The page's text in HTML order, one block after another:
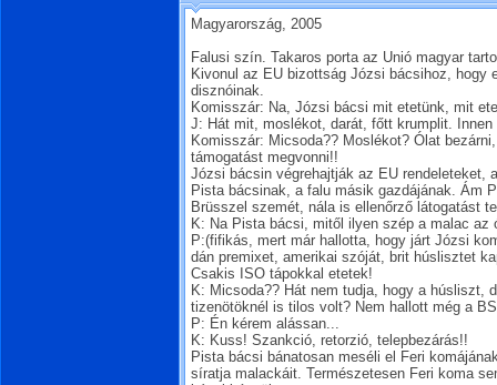
Magyarország, 2005
Falusi szín. Takaros porta az Unió magyar
Kivonul az EU bizottság Józsi bácsihoz, hogy
disznóinak.
Komisszár: Na, Józsi bácsi mit etetünk, mit
J: Hát mit, moslékot, darát, főtt krumplit.
Komisszár: Micsoda?? Moslékot? Ólat
támogatást megvonni!!
Józsi bácsin végrehajtják az EU rendeleteket,
Pista bácsinak, a falu másik gazdájának. Ám
Brüsszel szemét, nála is ellenőrző látogatást
K: Na Pista bácsi, mitől ilyen szép a malac az
P:(fifikás, mert már hallotta, hogy járt Józsi
dán premixet, amerikai szóját, brit húslisztet
Csakis ISO tápokkal etetek!
K: Micsoda?? Hát nem tudja, hogy a húsliszt,
tizenötöknél is tilos volt? Nem hallott még a
P: Én kérem alássan...
K: Kuss! Szankció, retorzió, telepbezárás!!
Pista bácsi bánatosan meséli el Feri
síratja malackáit. Természetesen Feri koma